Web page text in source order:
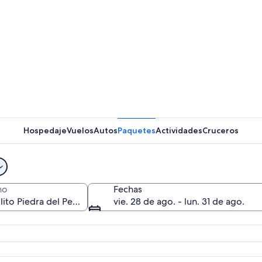
con una destacada formación rocosa, un río y asentamientos dispersos.
HospedajeVuelosAutosPaquetesActividadesCruceros
Fechas
vie. 28 de ago. - lun. 31 de ago.